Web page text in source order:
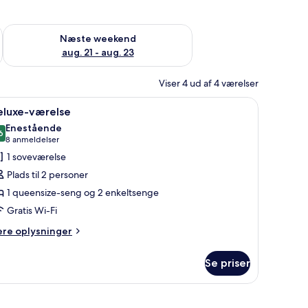
14 - aug. 16
Næste weekend
aug. 21 - aug. 23
Tjek tilgængelighed for næste weekend aug. 21 - aug. 23
Viser 4 ud af 4 værelser
puder, foran en væg med et løv-mønster og hængende grene.
Et badeværelse med et fritstående
10 værelse
ud af 10
Enestående
8 anmeldelser
(8
anmeldelser)
1 soveværelse
Plads til 2 personer
1 queensize-seng og 2 enkeltsenge
Gratis Wi-Fi
oplysninger
Se priser